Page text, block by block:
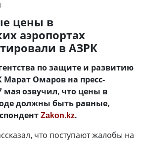
цены в
аэропортах
в АЗРК
по защите и развитию
Марат Омаров на пресс-
мая озвучил, что цены в
должны быть равные,
Zakon.kz.
что поступают жалобы на